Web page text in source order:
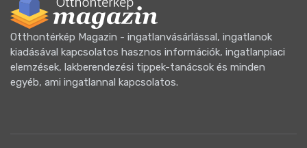
Otthontérkép Magazin - ingatlanvásárlással, ingatlanok
kiadásával kapcsolatos hasznos információk, ingatlanpiaci
elemzések, lakberendezési tippek-tanácsok és minden
egyéb, ami ingatlannal kapcsolatos.